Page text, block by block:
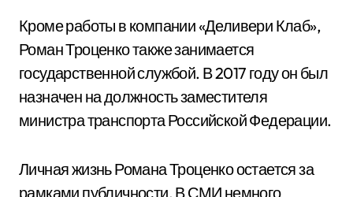
Кроме работы в компании «Деливери Клаб»,
Роман Троценко также занимается
государственной службой. В 2017 году он был
назначен на должность заместителя
министра транспорта Российской Федерации.
Личная жизнь Романа Троценко остается за
рамками публичности. В СМИ немного